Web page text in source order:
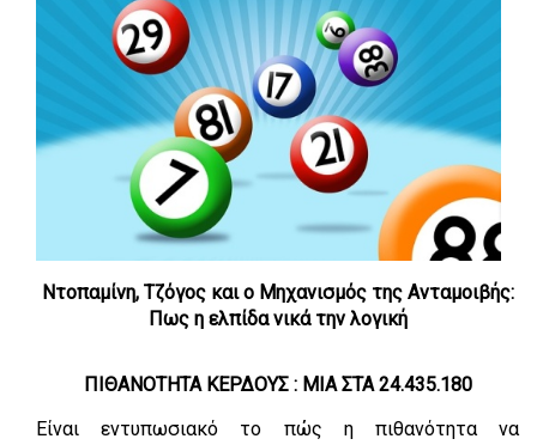
Ντοπαμίνη, Τζόγος και ο Μηχανισμός της Ανταμοιβής:
Πως η ελπίδα νικά την λογική
ΠΙΘΑΝΟΤΗΤΑ ΚΕΡΔΟΥΣ : ΜΙΑ ΣΤΑ 24.435.180
Είναι εντυπωσιακό το πώς η πιθανότητα να